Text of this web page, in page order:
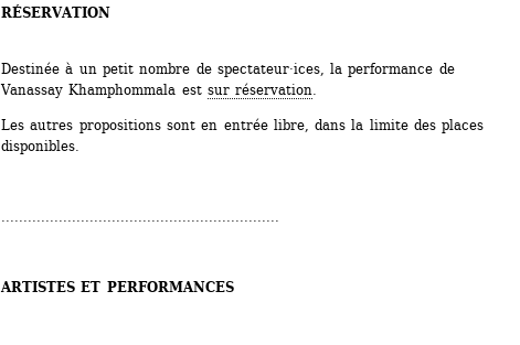
RÉSERVATION
Destinée à un petit nombre de spectateur·ices, la performance de
Vanassay Khamphommala est sur réservation
Les autres propositions sont en entrée libre, dans la limite des places
disponibles.
ARTISTES ET PERFORMANCES